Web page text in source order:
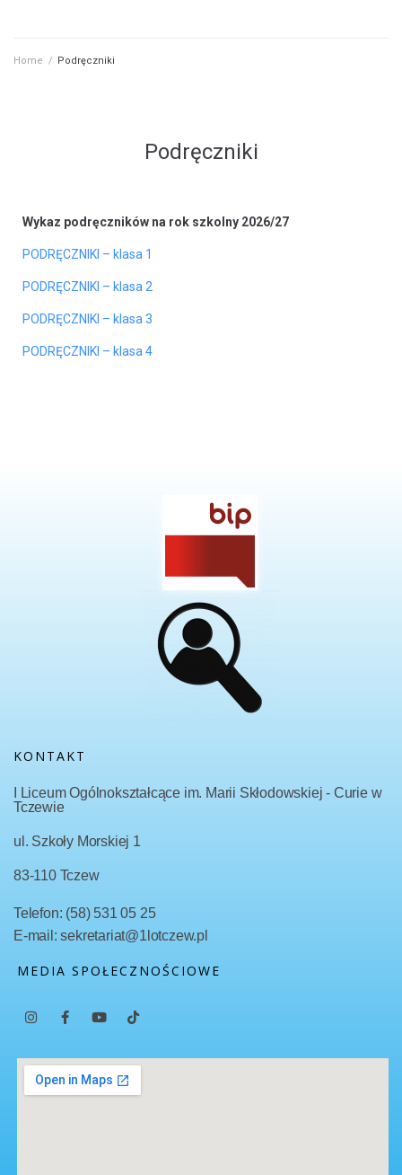
Home / Podręczniki
Podręczniki
Wykaz podręczników na rok szkolny 2026/27
PODRĘCZNIKI – klasa 1
PODRĘCZNIKI – klasa 2
PODRĘCZNIKI – klasa 3
PODRĘCZNIKI – klasa 4
KONTAKT
I Liceum Ogólnokształcące im. Marii Skłodowskiej - Curie w
Tczewie
ul. Szkoły Morskiej 1
83-110 Tczew
Telefon: (58) 531 05 25
E-mail: sekretariat@1lotczew.pl
MEDIA SPOŁECZNOŚCIOWE